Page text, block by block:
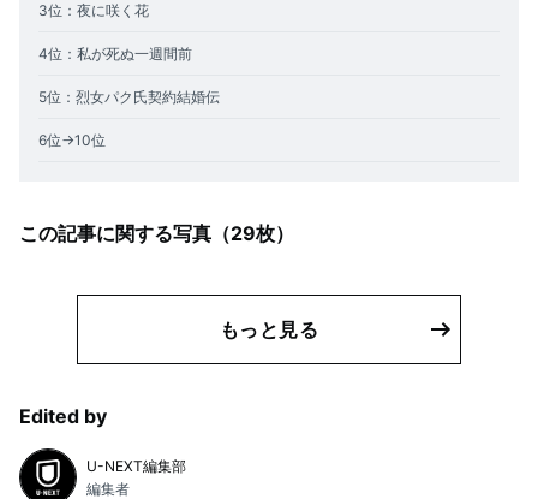
3位：夜に咲く花
4位：私が死ぬ一週間前
5位：烈女パク氏契約結婚伝
6位→10位
この記事に関する写真（29枚）
もっと見る
Edited by
U-NEXT編集部
編集者